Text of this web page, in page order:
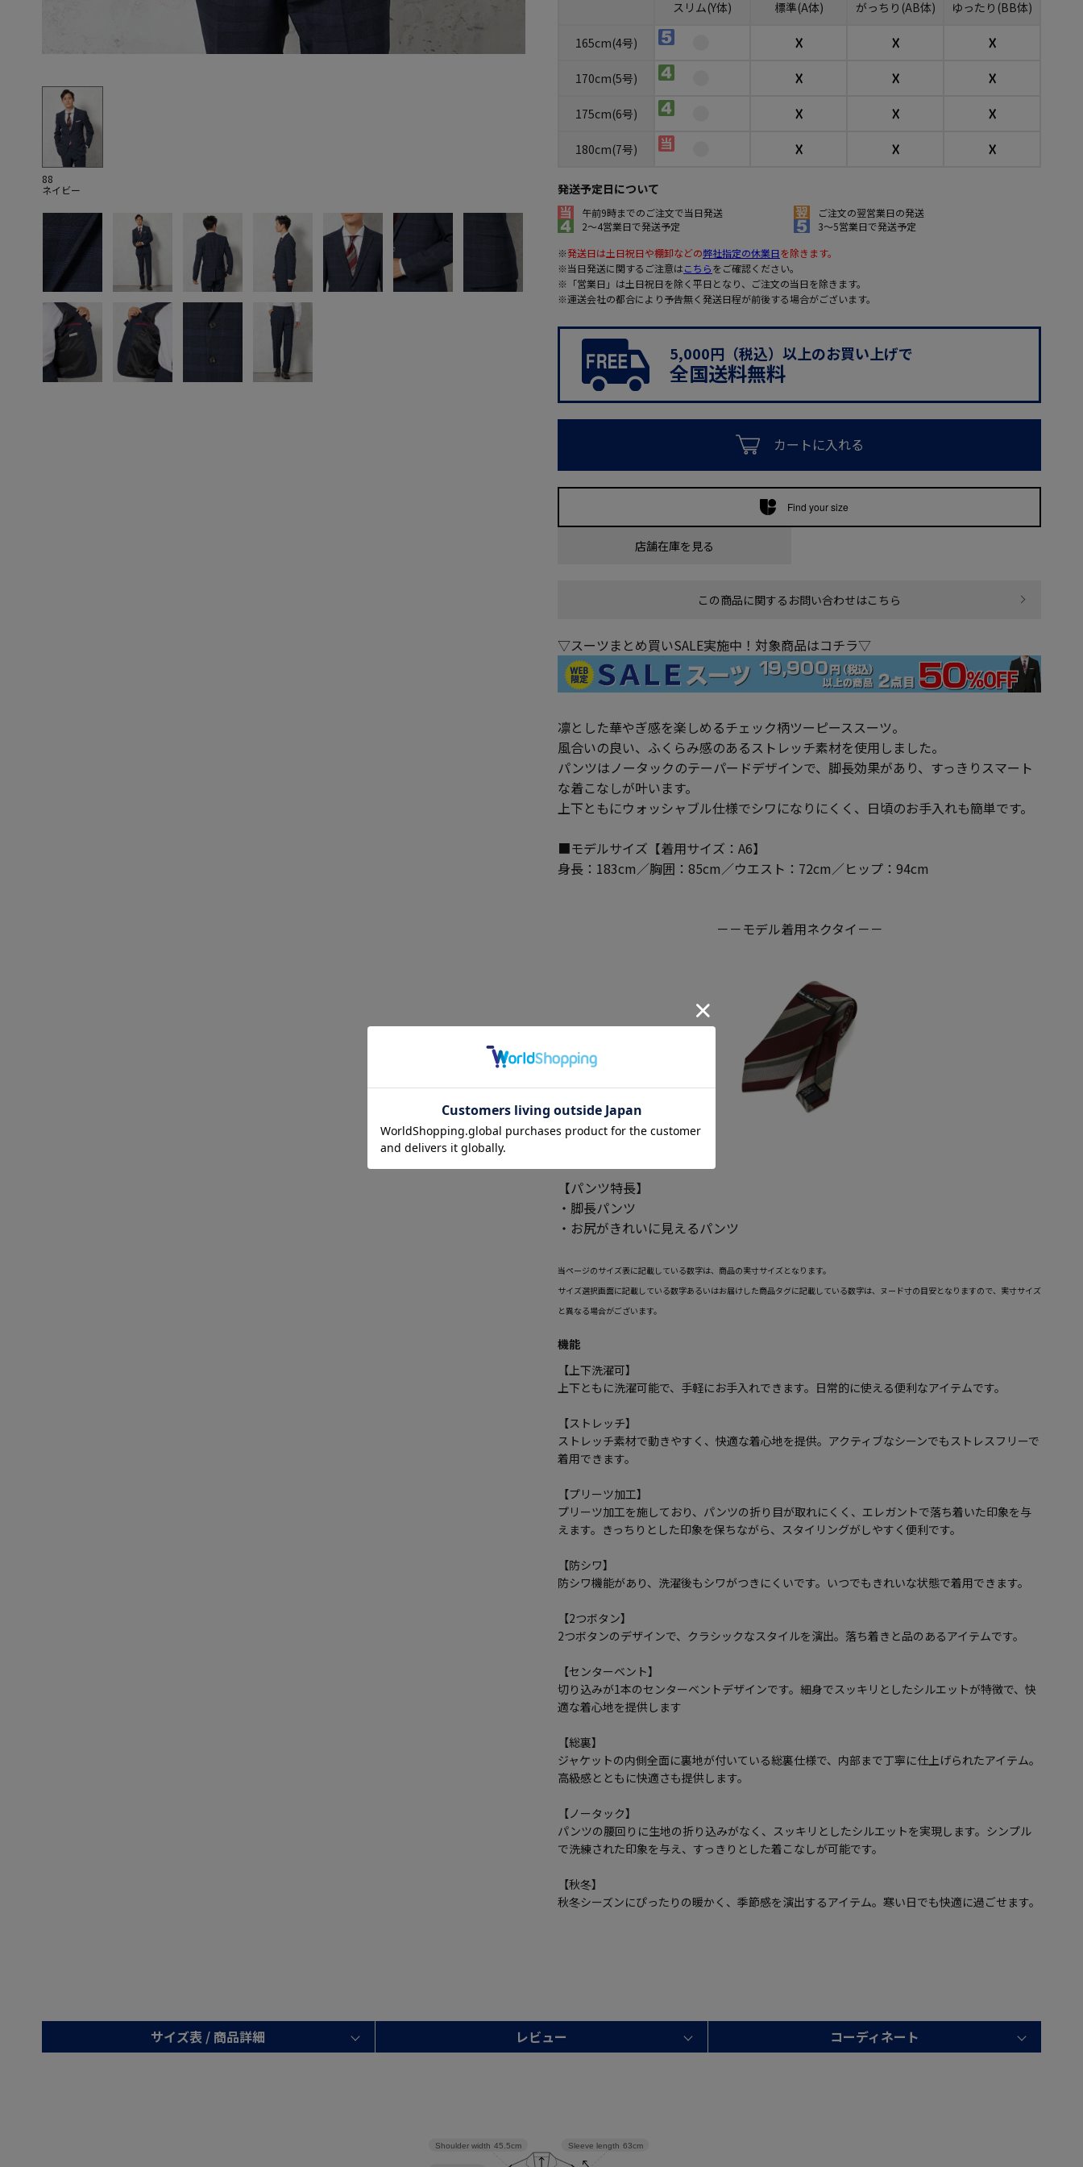
88
ネイビー
スリム(Y体) 標準(A体) がっちり(AB体) ゆったり(BB体)
165cm(4号) ☓ ☓ ☓
170cm(5号) ☓ ☓ ☓
175cm(6号) ☓ ☓ ☓
180cm(7号) ☓ ☓ ☓
発送予定日について
午前9時までのご注文で当日発送
ご注文の翌営業日の発送
2～4営業日で発送予定
3～5営業日で発送予定
※発送日は土日祝日や棚卸などの弊社指定の休業日を除きます。
※当日発送に関するご注意はこちらをご確認ください。
※「営業日」は土日祝日を除く平日となり、ご注文の当日を除きます。
※運送会社の都合により予告無く発送日程が前後する場合がございます。
5,000円（税込）以上のお買い上げで
全国送料無料
カートに入れる
Find your size
店舗在庫を見る
この商品に関するお問い合わせはこちら
▽スーツまとめ買いSALE実施中！対象商品はコチラ▽
凛とした華やぎ感を楽しめるチェック柄ツーピーススーツ。
風合いの良い、ふくらみ感のあるストレッチ素材を使用しました。
パンツはノータックのテーパードデザインで、脚長効果があり、すっきりスマート
な着こなしが叶います。
上下ともにウォッシャブル仕様でシワになりにくく、日頃のお手入れも簡単です。
■モデルサイズ【着用サイズ：A6】
身長：183cm／胸囲：85cm／ウエスト：72cm／ヒップ：94cm
－－モデル着用ネクタイ－－
【パンツ特長】
・脚長パンツ
・お尻がきれいに見えるパンツ
当ページのサイズ表に記載している数字は、商品の実寸サイズとなります。
サイズ選択画面に記載している数字あるいはお届けした商品タグに記載している数字は、ヌード寸の目安となりますので、実寸サイズ
と異なる場合がございます。
機能
【上下洗濯可】
上下ともに洗濯可能で、手軽にお手入れできます。日常的に使える便利なアイテムです。
【ストレッチ】
ストレッチ素材で動きやすく、快適な着心地を提供。アクティブなシーンでもストレスフリーで
着用できます。
【プリーツ加工】
プリーツ加工を施しており、パンツの折り目が取れにくく、エレガントで落ち着いた印象を与
えます。きっちりとした印象を保ちながら、スタイリングがしやすく便利です。
【防シワ】
防シワ機能があり、洗濯後もシワがつきにくいです。いつでもきれいな状態で着用できます。
【2つボタン】
2つボタンのデザインで、クラシックなスタイルを演出。落ち着きと品のあるアイテムです。
【センターベント】
切り込みが1本のセンターベントデザインです。細身でスッキリとしたシルエットが特徴で、快
適な着心地を提供します
【総裏】
ジャケットの内側全面に裏地が付いている総裏仕様で、内部まで丁寧に仕上げられたアイテム。
高級感とともに快適さも提供します。
【ノータック】
パンツの腰回りに生地の折り込みがなく、スッキリとしたシルエットを実現します。シンプル
で洗練された印象を与え、すっきりとした着こなしが可能です。
【秋冬】
秋冬シーズンにぴったりの暖かく、季節感を演出するアイテム。寒い日でも快適に過ごせます。
サイズ表 / 商品詳細 レビュー コーディネート
Sleeve length 63cm
Shoulder width 45.5cm